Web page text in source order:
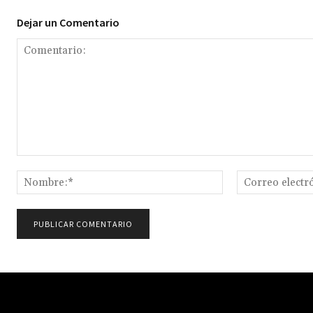
Dejar un Comentario
Nombre:*